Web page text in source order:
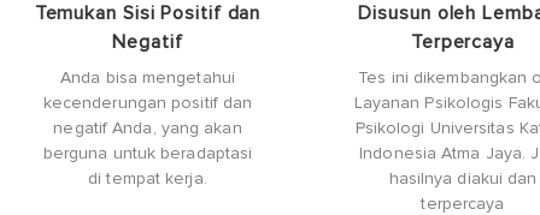
Temukan Sisi Positif dan
Negatif
Anda bisa mengetahui
kecenderungan positif dan
negatif Anda, yang akan
berguna untuk beradaptasi
di tempat kerja.
Disusun oleh
Terpercaya
Tes ini dikembangkan
Layanan Psikologis
Psikologi Universitas
Indonesia Atma Jaya.
hasilnya diakui dan
terpercaya